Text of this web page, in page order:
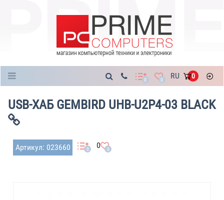
0 0 RU 0
USB-ХАБ GEMBIRD UHB-U2P4-03 BLACK
Артикул: 023660 0 0 0